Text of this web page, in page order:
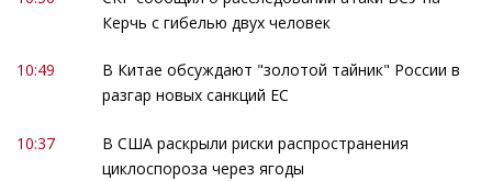
Керчь с гибелью двух человек
10:49
В Китае обсуждают "золотой тайник" России в
разгар новых санкций ЕС
10:37
В США раскрыли риски распространения
циклоспороза через ягоды